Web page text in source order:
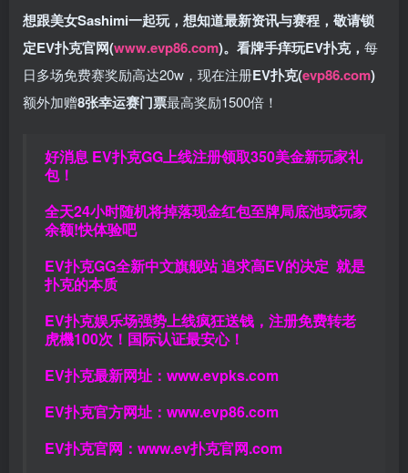
想跟美女Sashimi一起玩， 想知道最新资讯与赛程， 敬请锁
定EV扑克官网(www.evp86.com)。 看牌手痒玩EV扑克， 每
日多场免费赛奖励高达20w，现在注册EV扑克(evp86.com)
额外加赠8张幸运赛门票最高奖励1500倍！
好消息 EV扑克GG上线注册领取350美金新玩家礼
包！
全天24小时随机将掉落现金红包至牌局底池或玩家
余额!快体验吧
EV扑克GG全新中文旗舰站追求高EV的决定 就是
扑克的本质
EV扑克娱乐场强势上线疯狂送钱，注册免费转老
虎機100次！国际认证最安心！
EV扑克最新网址： www.evpks.com
EV扑克官方网址： www.evp86.com
EV扑克官网： www.ev扑克官网.com